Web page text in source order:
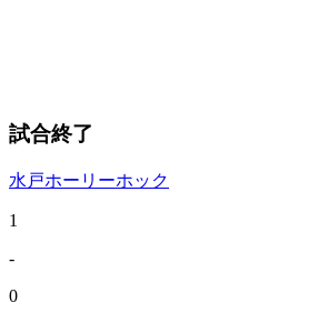
試合終了
水戸ホーリーホック
1
-
0